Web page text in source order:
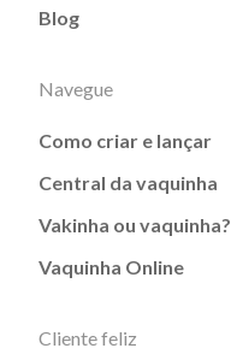
Blog
Navegue
Como criar e lançar
Central da vaquinha
Vakinha ou vaquinha?
Vaquinha Online
Cliente feliz